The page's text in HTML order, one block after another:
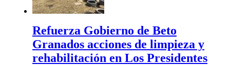
Refuerza Gobierno de Beto
Granados acciones de limpieza y
rehabilitación en Los Presidentes